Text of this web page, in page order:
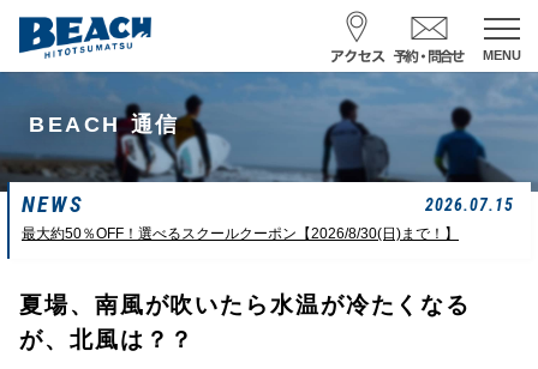
MENU
スクール予約・お問合せ
レンタル予約
サーフ ナミイーヨ
0475-32-7314
一松海岸 波情報
BEACH 通信
NEWS 2026.07.15
最大約50％OFF！選べるスクールクーポン【2026/8/30(日)まで！】
夏場、南風が吹いたら水温が冷たくなる
が、北風は？？